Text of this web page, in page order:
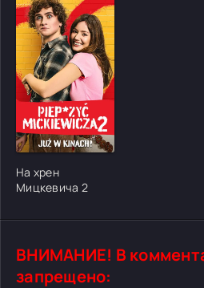
[/
На хрен
Мицкевича 2
ВНИМАНИЕ! В
запрещено: